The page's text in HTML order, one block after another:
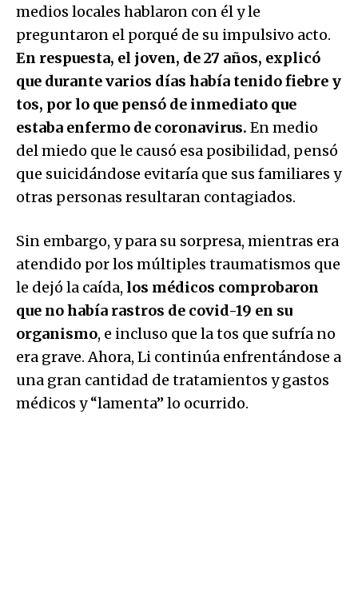
medios locales hablaron con él y le
preguntaron el porqué de su impulsivo acto.
En respuesta, el joven, de 27 años, explicó
que durante varios días había tenido fiebre y
tos, por lo que pensó de inmediato que
estaba enfermo de coronavirus. En medio
del miedo que le causó esa posibilidad, pensó
que suicidándose evitaría que sus familiares y
otras personas resultaran contagiados.
Sin embargo, y para su sorpresa, mientras era
atendido por los múltiples traumatismos que
le dejó la caída, los médicos comprobaron
que no había rastros de covid-19 en su
organismo, e incluso que la tos que sufría no
era grave. Ahora, Li continúa enfrentándose a
una gran cantidad de tratamientos y gastos
médicos y “lamenta” lo ocurrido.